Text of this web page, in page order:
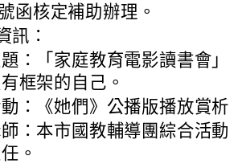
函核定補助辦理。
訊：
：「家庭教育電影讀書會」
框架的自己。
：《她們》公播版播放賞析
：本市國教輔導團綜合活動
。